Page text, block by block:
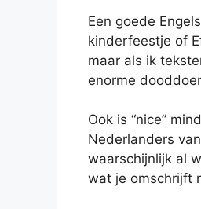
Een goede
kinderfeestje of
maar als ik
enorme
Ook is “nice”
Nederlanders
waarschijnlijk al
wat je omschrijft